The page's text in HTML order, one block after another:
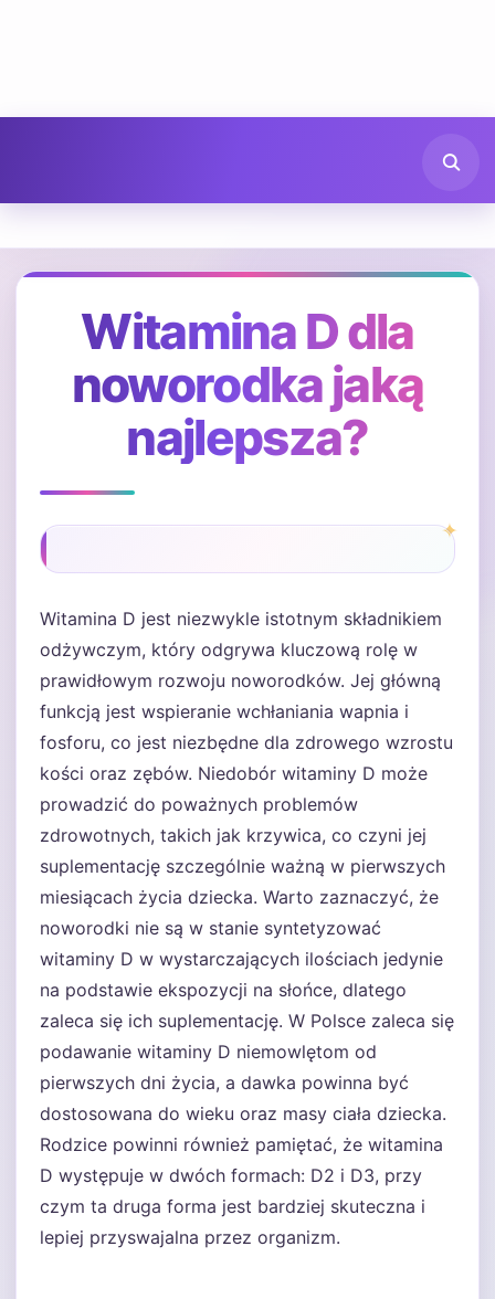
Witamina D dla
noworodka jaką
najlepsza?
Witamina D jest niezwykle istotnym składnikiem
odżywczym, który odgrywa kluczową rolę w
prawidłowym rozwoju noworodków. Jej główną
funkcją jest wspieranie wchłaniania wapnia i
fosforu, co jest niezbędne dla zdrowego wzrostu
kości oraz zębów. Niedobór witaminy D może
prowadzić do poważnych problemów
zdrowotnych, takich jak krzywica, co czyni jej
suplementację szczególnie ważną w pierwszych
miesiącach życia dziecka. Warto zaznaczyć, że
noworodki nie są w stanie syntetyzować
witaminy D w wystarczających ilościach jedynie
na podstawie ekspozycji na słońce, dlatego
zaleca się ich suplementację. W Polsce zaleca się
podawanie witaminy D niemowlętom od
pierwszych dni życia, a dawka powinna być
dostosowana do wieku oraz masy ciała dziecka.
Rodzice powinni również pamiętać, że witamina
D występuje w dwóch formach: D2 i D3, przy
czym ta druga forma jest bardziej skuteczna i
lepiej przyswajalna przez organizm.